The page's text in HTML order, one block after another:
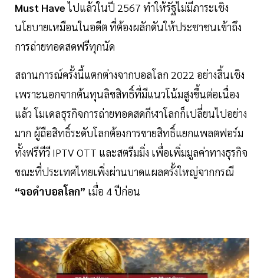
Must Haveไปแล้วในปี 2567 ทำให้รัฐไม่มีภาระเชิง
นโยบายเหมือนในอดีต ที่ต้องผลักดันให้ประชาชนเข้าถึง
การถ่ายทอดสดฟรีทุกนัด
สถานการณ์ครั้งนี้แตกต่างจากบอลโลก 2022 อย่างสิ้นเชิง
เพราะนอกจากต้นทุนลิขสิทธิ์ที่มีแนวโน้มสูงขึ้นต่อเนื่อง
แล้ว โมเดลธุรกิจการถ่ายทอดสดกีฬาโลกก็เปลี่ยนไปอย่าง
มาก ผู้ถือสิทธิ์ระดับโลกต้องการขายสิทธิ์แยกแพลตฟอร์ม
ทั้งฟรีทีวี IPTV OTT และสตรีมมิ่ง เพื่อเพิ่มมูลค่าทางธุรกิจ
ขณะที่ประเทศไทยเพิ่งผ่านบาดแผลครั้งใหญ่จากกรณี
“จอดำบอลโลก” เมื่อ 4 ปีก่อน